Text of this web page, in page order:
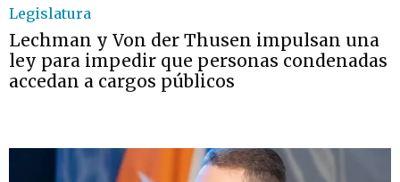
Legislatura
Lechman y Von der Thusen impulsan una
ley para impedir que personas condenadas
accedan a cargos públicos